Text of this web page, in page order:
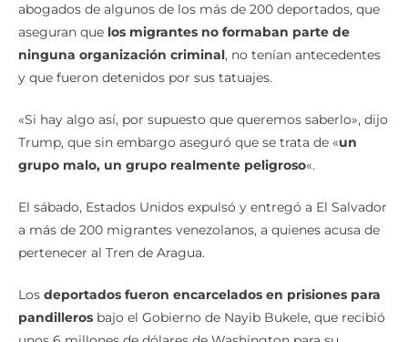
abogados de algunos de los más de 200 deportados, que
aseguran que los migrantes no formaban parte de
ninguna organización criminal, no tenían antecedentes
y que fueron detenidos por sus tatuajes.
«Si hay algo así, por supuesto que queremos saberlo», dijo
Trump, que sin embargo aseguró que se trata de «un
grupo malo, un grupo realmente peligroso«.
El sábado, Estados Unidos expulsó y entregó a El Salvador
a más de 200 migrantes venezolanos, a quienes acusa de
pertenecer al Tren de Aragua.
Los deportados fueron encarcelados en prisiones para
pandilleros bajo el Gobierno de Nayib Bukele, que recibió